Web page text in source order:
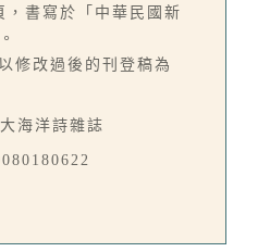
書寫於「中華民國新
修改過後的刊登稿為
海洋詩雜誌